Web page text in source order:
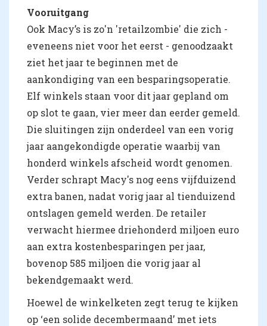
Vooruitgang
Ook Macy’s is zo'n 'retailzombie' die zich -
eveneens niet voor het eerst - genoodzaakt
ziet het jaar te beginnen met de
aankondiging van een besparingsoperatie.
Elf winkels staan voor dit jaar gepland om
op slot te gaan, vier meer dan eerder gemeld.
Die sluitingen zijn onderdeel van een vorig
jaar aangekondigde operatie waarbij van
honderd winkels afscheid wordt genomen.
Verder schrapt Macy's nog eens vijfduizend
extra banen, nadat vorig jaar al tienduizend
ontslagen gemeld werden. De retailer
verwacht hiermee driehonderd miljoen euro
aan extra kostenbesparingen per jaar,
bovenop 585 miljoen die vorig jaar al
bekendgemaakt werd.
Hoewel de winkelketen zegt terug te kijken
op ‘een solide decembermaand’ met iets